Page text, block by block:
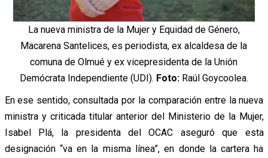
La nueva ministra de la Mujer y Equidad de Género,
Macarena Santelices, es periodista, ex alcaldesa de la
comuna de Olmué y ex vicepresidenta de la Unión
Demócrata Independiente (UDI). Foto:Raúl Goycoolea.
En ese sentido, consultada por la comparación entre la nueva
ministra y criticada titular anterior del Ministerio de la Mujer,
Isabel Plá, la presidenta del OCAC aseguró que esta
designación “va en la misma línea”, en donde la cartera ha